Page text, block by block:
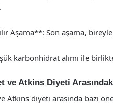
Aşama**: Son aşama,
karbonhidrat alımı ile
ve Atkins Diyeti
Atkins diyeti arasında bazı